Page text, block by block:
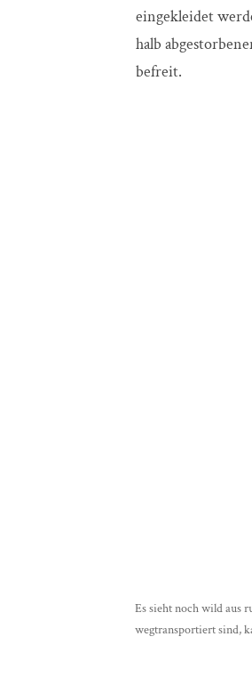
eingekleidet
halb
befreit.
Es sieht noch wild aus
wegtransportiert sind,